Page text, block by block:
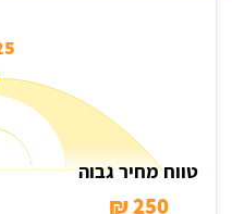
₪
טווח מחיר גבוה
250 ₪